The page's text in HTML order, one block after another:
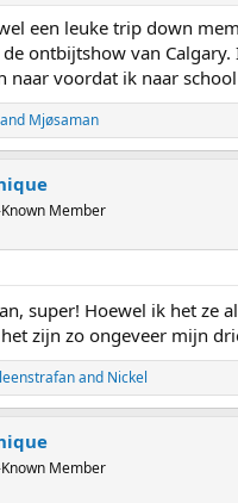
een leuke trip down
ontbijtshow van
naar voordat ik naar
and Mjøsaman
Member
super! Hoewel ik het ze
zijn zo ongeveer mijn
leenstrafanand Nickel
Member